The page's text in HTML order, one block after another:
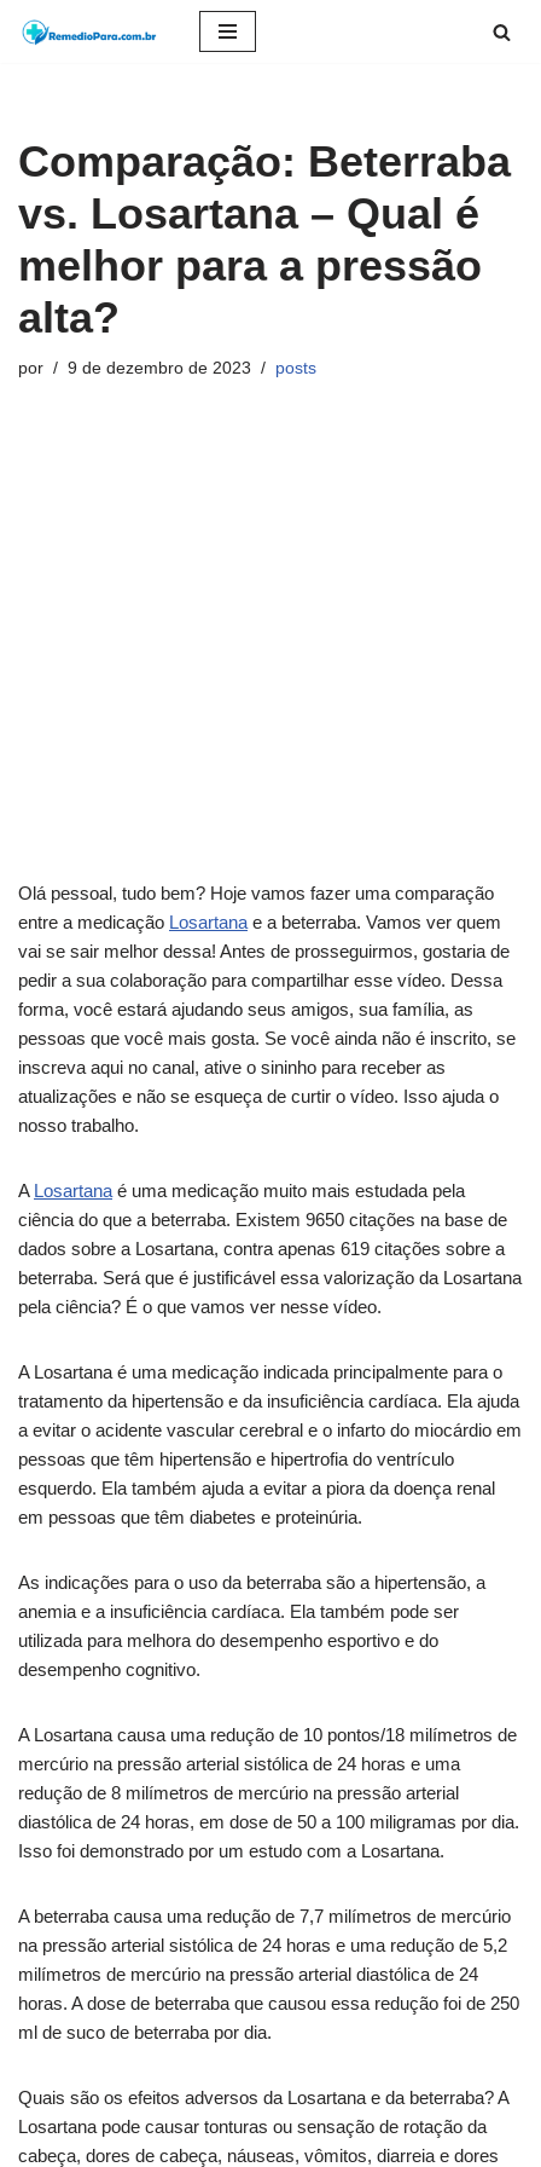
conteúdo
Comparação: Beterraba
vs. Losartana – Qual é
melhor para a pressão
alta?
por 9 de dezembro de 2023 posts
Olá pessoal, tudo bem? Hoje vamos fazer uma comparação
entre a medicação Losartana e a beterraba. Vamos ver quem
vai se sair melhor dessa! Antes de prosseguirmos, gostaria de
pedir a sua colaboração para compartilhar esse vídeo. Dessa
forma, você estará ajudando seus amigos, sua família, as
pessoas que você mais gosta. Se você ainda não é inscrito, se
inscreva aqui no canal, ative o sininho para receber as
atualizações e não se esqueça de curtir o vídeo. Isso ajuda o
nosso trabalho.
A Losartana é uma medicação muito mais estudada pela
ciência do que a beterraba. Existem 9650 citações na base de
dados sobre a Losartana, contra apenas 619 citações sobre a
beterraba. Será que é justificável essa valorização da Losartana
pela ciência? É o que vamos ver nesse vídeo.
A Losartana é uma medicação indicada principalmente para o
tratamento da hipertensão e da insuficiência cardíaca. Ela ajuda
a evitar o acidente vascular cerebral e o infarto do miocárdio em
pessoas que têm hipertensão e hipertrofia do ventrículo
esquerdo. Ela também ajuda a evitar a piora da doença renal
em pessoas que têm diabetes e proteinúria.
As indicações para o uso da beterraba são a hipertensão, a
anemia e a insuficiência cardíaca. Ela também pode ser
utilizada para melhora do desempenho esportivo e do
desempenho cognitivo.
A Losartana causa uma redução de 10 pontos/18 milímetros de
mercúrio na pressão arterial sistólica de 24 horas e uma
redução de 8 milímetros de mercúrio na pressão arterial
diastólica de 24 horas, em dose de 50 a 100 miligramas por dia.
Isso foi demonstrado por um estudo com a Losartana.
A beterraba causa uma redução de 7,7 milímetros de mercúrio
na pressão arterial sistólica de 24 horas e uma redução de 5,2
milímetros de mercúrio na pressão arterial diastólica de 24
horas. A dose de beterraba que causou essa redução foi de 250
ml de suco de beterraba por dia.
Quais são os efeitos adversos da Losartana e da beterraba? A
Losartana pode causar tonturas ou sensação de rotação da
cabeça, dores de cabeça, náuseas, vômitos, diarreia e dores